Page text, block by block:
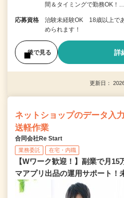
間＆タイミングで勤務OK！…
応募資格
治験未経験OK 18歳以上で
められます！
後で見る 詳
更新日：
ネットショップのデータ入
送軽作業
合同会社Re Start
業務委託 在宅・内職
【Wワーク歓迎！】副業で月15
マアプリ出品の運用サポート！